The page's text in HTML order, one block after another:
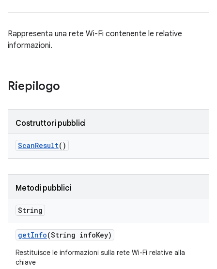
Rappresenta una rete Wi-Fi contenente le relative
informazioni.
Riepilogo
Costruttori pubblici
ScanResult()
Metodi pubblici
String
getInfo(String infoKey)
Restituisce le informazioni sulla rete Wi-Fi relative alla
chiave